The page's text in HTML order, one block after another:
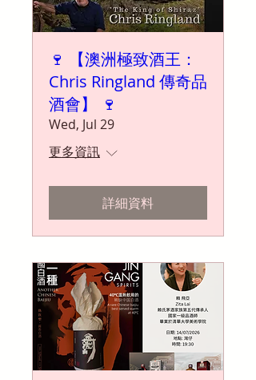
🍷 【澳洲極致酒王：
Chris Ringland 傳奇品
酒會】 🍷
Wed, Jul 29
更多資訊
詳細資料